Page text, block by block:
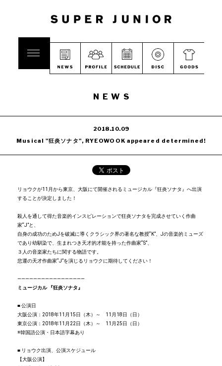
NEWS
2018.10.09
Musical "狂炎ソナタ", RYEOWOOK appeared determined!
リョウクが11月から東京、大阪にて開催されるミュージカル『狂炎ソナタ』へ出演
することが決定しました！
殺人を通して得た音楽的インスピレーションで狂炎ソナタを完成させていく作曲
家“J”と、
自身の成功のためJを破滅に導くクラシック界の著名な教授“K”、Jの音楽的ミューズ
であり幼馴染で、生まれつき天才的才能を持った作曲家“S”、
３人の音楽家たちに関する物語です。
悲運の天才作曲家“J”を演じるリョウクに期待してください！
―――――――――――――――――
ミュ ージカル『狂炎ソナタ』
■ 公演日
大阪公演：2018年11月15日（木）～ 11月18日（日）
東京公演：2018年11月22日（木）～ 11月25日（日）
※韓国語公演・日本語字幕あり
■ リョウク出演、公演スケジュール
【大阪公演】